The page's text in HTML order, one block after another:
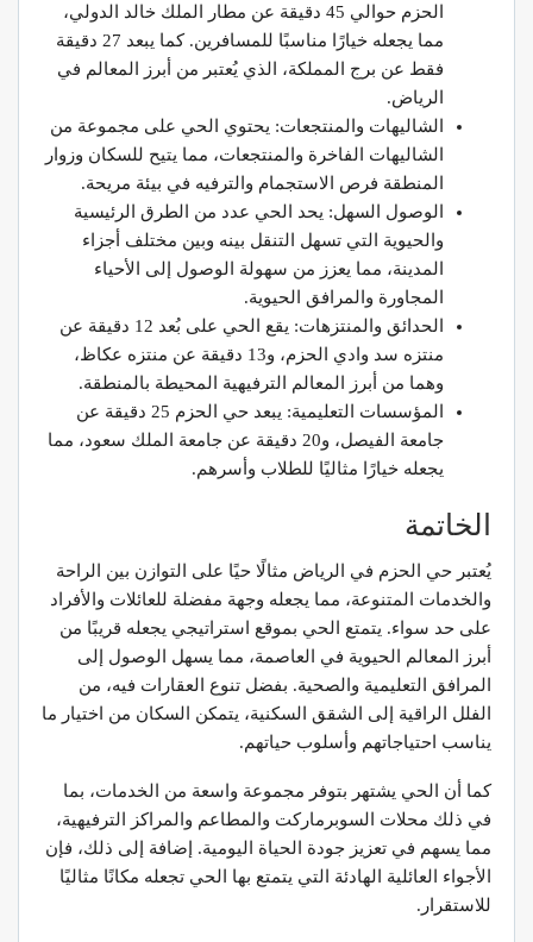
الحزم حوالي 45 دقيقة عن مطار الملك خالد الدولي،
مما يجعله خيارًا مناسبًا للمسافرين. كما يبعد 27 دقيقة
فقط عن برج المملكة، الذي يُعتبر من أبرز المعالم في
الرياض.
الشاليهات والمنتجعات: يحتوي الحي على مجموعة من
الشاليهات الفاخرة والمنتجعات، مما يتيح للسكان وزوار
المنطقة فرص الاستجمام والترفيه في بيئة مريحة.
الوصول السهل: يحد الحي عدد من الطرق الرئيسية
والحيوية التي تسهل التنقل بينه وبين مختلف أجزاء
المدينة، مما يعزز من سهولة الوصول إلى الأحياء
المجاورة والمرافق الحيوية.
الحدائق والمنتزهات: يقع الحي على بُعد 12 دقيقة عن
منتزه سد وادي الحزم، و13 دقيقة عن منتزه عكاظ،
وهما من أبرز المعالم الترفيهية المحيطة بالمنطقة.
المؤسسات التعليمية: يبعد حي الحزم 25 دقيقة عن
جامعة الفيصل، و20 دقيقة عن جامعة الملك سعود، مما
يجعله خيارًا مثاليًا للطلاب وأسرهم.
الخاتمة
يُعتبر حي الحزم في الرياض مثالًا حيًا على التوازن بين الراحة
والخدمات المتنوعة، مما يجعله وجهة مفضلة للعائلات والأفراد
على حد سواء. يتمتع الحي بموقع استراتيجي يجعله قريبًا من
أبرز المعالم الحيوية في العاصمة، مما يسهل الوصول إلى
المرافق التعليمية والصحية. بفضل تنوع العقارات فيه، من
الفلل الراقية إلى الشقق السكنية، يتمكن السكان من اختيار ما
يناسب احتياجاتهم وأسلوب حياتهم.
كما أن الحي يشتهر بتوفر مجموعة واسعة من الخدمات، بما
في ذلك محلات السوبرماركت والمطاعم والمراكز الترفيهية،
مما يسهم في تعزيز جودة الحياة اليومية. إضافة إلى ذلك، فإن
الأجواء العائلية الهادئة التي يتمتع بها الحي تجعله مكانًا مثاليًا
للاستقرار.